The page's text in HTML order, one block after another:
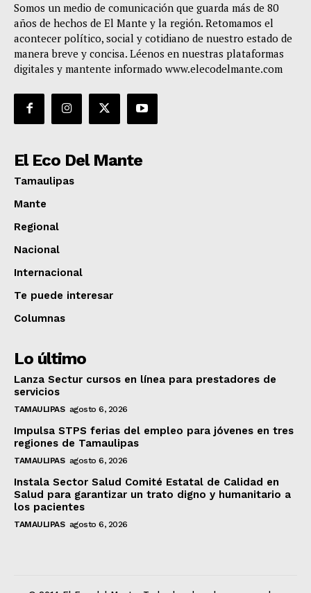
Somos un medio de comunicación que guarda más de 80
años de hechos de El Mante y la región. Retomamos el
acontecer político, social y cotidiano de nuestro estado de
manera breve y concisa. Léenos en nuestras plataformas
digitales y mantente informado www.elecodelmante.com
El Eco Del Mante
Tamaulipas
Mante
Regional
Nacional
Internacional
Te puede interesar
Columnas
Lo último
Lanza Sectur cursos en línea para prestadores de
servicios
TAMAULIPAS agosto 6, 2026
Impulsa STPS ferias del empleo para jóvenes en tres
regiones de Tamaulipas
TAMAULIPAS agosto 6, 2026
Instala Sector Salud Comité Estatal de Calidad en
Salud para garantizar un trato digno y humanitario a
los pacientes
TAMAULIPAS agosto 6, 2026